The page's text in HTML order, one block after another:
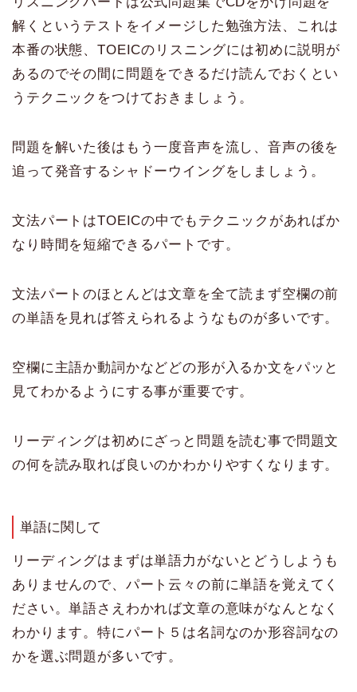
解くというテストをイメージした勉強方法、これは
本番の状態、TOEICのリスニングには初めに説明が
あるのでその間に問題をできるだけ読んでおくとい
うテクニックをつけておきましょう。
問題を解いた後はもう一度音声を流し、音声の後を
追って発音するシャドーウイングをしましょう。
文法パートはTOEICの中でもテクニックがあればか
なり時間を短縮できるパートです。
文法パートのほとんどは文章を全て読まず空欄の前
の単語を見れば答えられるようなものが多いです。
空欄に主語か動詞かなどどの形が入るか文をパッと
見てわかるようにする事が重要です。
リーディングは初めにざっと問題を読む事で問題文
の何を読み取れば良いのかわかりやすくなります。
単語に関して
リーディングはまずは単語力がないとどうしようも
ありませんので、パート云々の前に単語を覚えてく
ださい。単語さえわかれば文章の意味がなんとなく
わかります。特にパート５は名詞なのか形容詞なの
かを選ぶ問題が多いです。